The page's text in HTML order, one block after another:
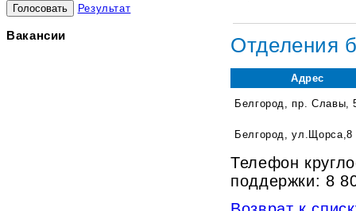
Результат
Вакансии Отделения
Адрес
Белгород, пр. Славы,
Белгород,
Телефон
поддержки: 8